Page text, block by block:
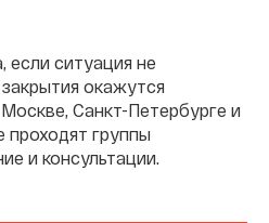
ситуация не
окажутся
Санкт-Петербурге и
группы
и консультации.